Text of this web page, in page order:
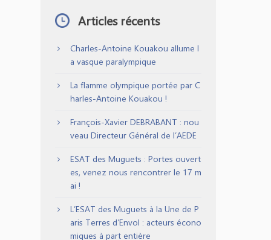
Articles récents
Charles-Antoine Kouakou allume l
a vasque paralympique
La flamme olympique portée par C
harles-Antoine Kouakou !
François-Xavier DEBRABANT : nou
veau Directeur Général de l’AEDE
ESAT des Muguets : Portes ouvert
es, venez nous rencontrer le 17 m
ai !
L’ESAT des Muguets à la Une de P
aris Terres d’Envol : acteurs écono
miques à part entière